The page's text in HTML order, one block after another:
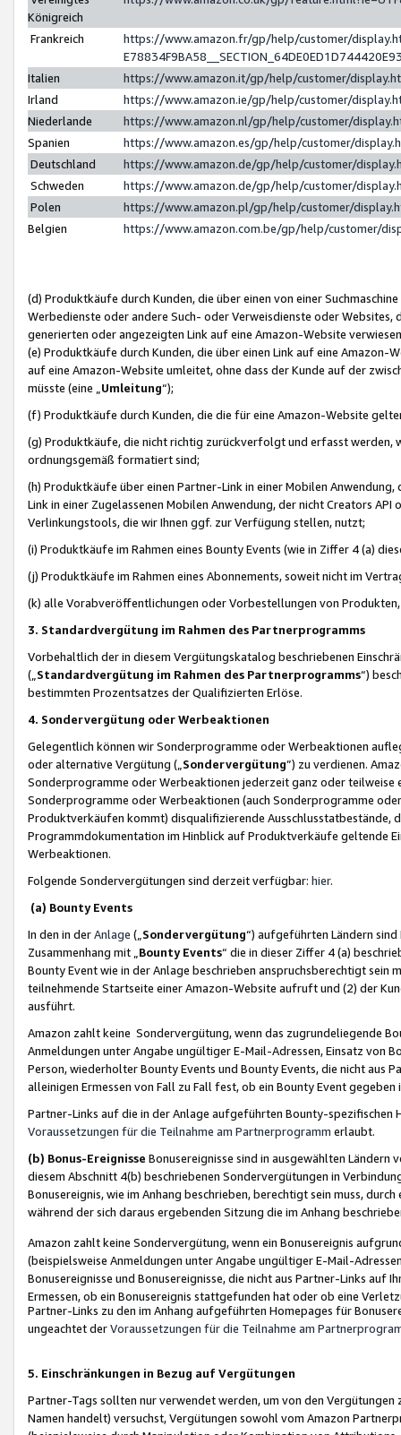
Königreich
Frankreich
https://www.amazon.fr/gp/help/customer/
Italien
https://www.amazon.it/gp/help/customer/
Irland
https://www.amazon.ie/gp/help/customer/
Niederlande
https://www.amazon.nl/gp/help/customer/
Spanien
https://www.amazon.es/gp/help/customer/
Deutschland
https://www.amazon.de/gp/help/customer/
Schweden
https://www.amazon.de/gp/help/customer/
Polen
https://www.amazon.pl/gp/help/customer/
Belgien
https://www.amazon.com.be/gp/help/customer/
(d) Produktkäufe durch Kunden, die über einen von einer
Werbedienste oder andere Such- oder Verweisdienste oder Websites,
generierten oder angezeigten Link auf eine Amazon-Website
(e) Produktkäufe durch Kunden, die über einen Link auf eine
auf eine Amazon-Website umleitet, ohne dass der Kunde auf der
müsste (eine „ Umleitung“);
(f) Produktkäufe durch Kunden, die die für eine Amazon-Website
(g) Produktkäufe, die nicht richtig zurückverfolgt und erfasst werden,
ordnungsgemäß formatiert sind;
(h) Produktkäufe über einen Partner-Link in einer Mobilen
Link in einer Zugelassenen Mobilen Anwendung, der nicht Creators
Verlinkungstools, die wir Ihnen ggf. zur Verfügung stellen, nutzt;
(i) Produktkäufe im Rahmen eines Bounty Events (wie in Ziffer 4 (a)
(j) Produktkäufe im Rahmen eines Abonnements, soweit nicht im
(k) alle Vorabveröffentlichungen oder Vorbestellungen von
3. Standardvergütung im Rahmen des Partnerprogramms
Vorbehaltlich der in diesem Vergütungskatalog beschriebenen
(„ Standardvergütung im Rahmen des Partnerprogramms“)
bestimmten Prozentsatzes der Qualifizierten Erlöse.
4. Sondervergütung oder Werbeaktionen
Gelegentlich können wir Sonderprogramme oder Werbeaktionen
oder alternative Vergütung („ Sondervergütung”) zu verdienen.
Sonderprogramme oder Werbeaktionen jederzeit ganz oder
Sonderprogramme oder Werbeaktionen (auch Sonderprogramme
Produktverkäufen kommt) disqualifizierende Ausschlusstatbestände,
Programmdokumentation im Hinblick auf Produktverkäufe geltende
Werbeaktionen.
Folgende Sondervergütungen sind derzeit verfügbar: hier.
(a) Bounty Events
In den in derAnlage („ Sondervergütung“) aufgeführten Ländern
Zusammenhang mit „ Bounty Events“ die in dieser Ziffer 4 (a)
Bounty Event wie in der Anlage beschrieben anspruchsberechtigt sein
teilnehmende Startseite einer Amazon-Website aufruft und (2) der
ausführt.
Amazon zahlt keine Sondervergütung, wenn das zugrundeliegende
Anmeldungen unter Angabe ungültiger E-Mail-Adressen, Einsatz von
Person, wiederholter Bounty Events und Bounty Events, die nicht
alleinigen Ermessen von Fall zu Fall fest, ob ein Bounty Event
Partner-Links auf die in der Anlage aufgeführten Bounty-spezifischen
Voraussetzungen für die Teilnahme am Partnerprogramm erlaubt.
(b) Bonus-Ereignisse Bonusereignisse sind in ausgewählten Ländern
diesem Abschnitt 4(b) beschriebenen Sondervergütungen in
Bonusereignis, wie im Anhang beschrieben, berechtigt sein muss,
während der sich daraus ergebenden Sitzung die im Anhang
Amazon zahlt keine Sondervergütung, wenn ein Bonusereignis
(beispielsweise Anmeldungen unter Angabe ungültiger E-Mail-
Bonusereignisse und Bonusereignisse, die nicht aus Partner-Links auf
Ermessen, ob ein Bonusereignis stattgefunden hat oder ob eine
Partner-Links zu den im Anhang aufgeführten Homepages für
ungeachtet derVoraussetzungen für die Teilnahme am
5. Einschränkungen in Bezug auf Vergütungen
Partner-Tags sollten nur verwendet werden, um von den
Namen handelt) versuchst, Vergütungen sowohl vom Amazon